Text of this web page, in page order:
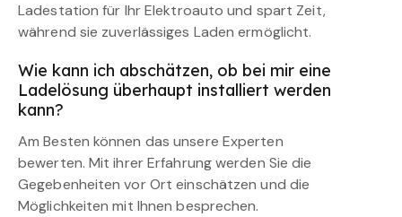
Ladestation für Ihr Elektroauto und spart Zeit,
während sie zuverlässiges Laden ermöglicht.
Wie kann ich abschätzen, ob bei mir eine
Ladelösung überhaupt installiert werden
kann?
Am Besten können das unsere Experten
bewerten. Mit ihrer Erfahrung werden Sie die
Gegebenheiten vor Ort einschätzen und die
Möglichkeiten mit Ihnen besprechen.